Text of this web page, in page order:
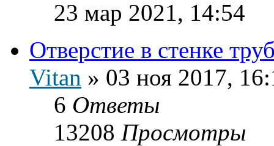
23 мар 2021, 14:54
Отверстие в стенке
Vitan » 03 ноя 2017,
6 Ответы
13208 Просмотры